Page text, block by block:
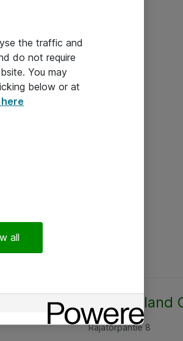
Atea Finland
Rajatorpantie 8
the traffic and
do not require
You may
below or at
all